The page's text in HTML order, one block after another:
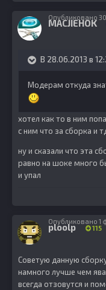
MACJIEHOK
Опубликовано
В 28.06.2013 в
Модерам откуда
хотел как то в ним
с ним что за сборка и
ну и сказали что эта
равно на шоке много
и упал
ploolp 115
Опубликовано 1
Советую данную
намного лучше чем
всегда отзовутся и